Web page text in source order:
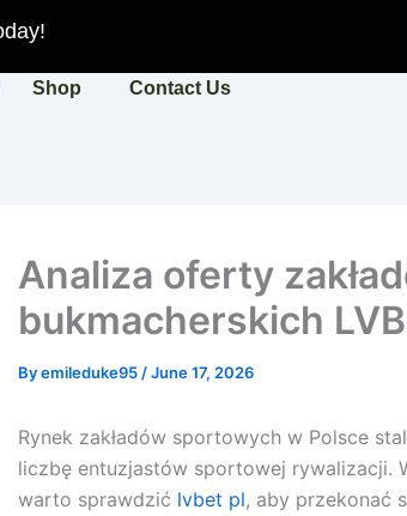
Shop Contact Us
Analiza oferty
bukmacherskich
Byemileduke95 /June 17, 2026
Rynek zakładów sportowych w Polsce
liczbę entuzjastów sportowej rywalizacji.
warto sprawdzić lvbet pl, aby przekonać